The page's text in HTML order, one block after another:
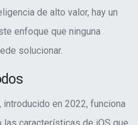
de alto valor, hay un
enfoque que ninguna
solucionar.
en 2022, funciona